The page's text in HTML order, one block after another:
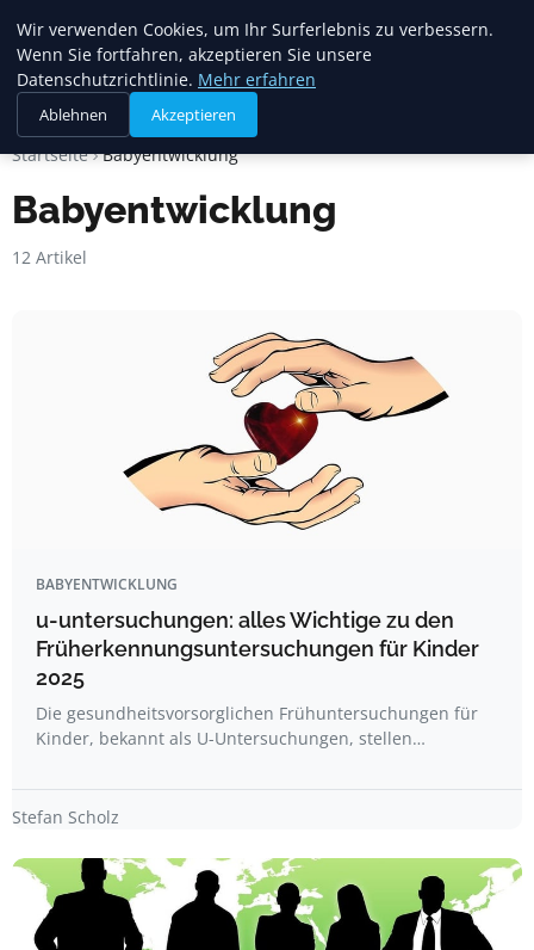
Mariannes
Kinderladen
Startseite Babyentwicklung
Babyentwicklung
12 Artikel
BABYENTWICKLUNG
u-untersuchungen: alles Wichtige zu den
Früherkennungsuntersuchungen für Kinder
2025
Die gesundheitsvorsorglichen Frühuntersuchungen für
Kinder, bekannt als U-Untersuchungen, stellen…
Stefan Scholz
Wir verwenden Cookies, um Ihr Surferlebnis zu verbessern.
Wenn Sie fortfahren, akzeptieren Sie unsere
Datenschutzrichtlinie. Mehr erfahren
Ablehnen Akzeptieren